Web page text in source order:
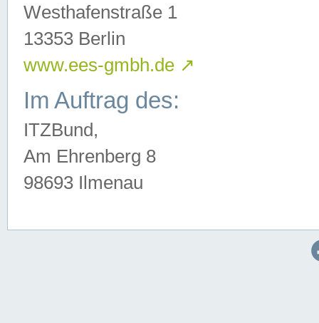
Westhafenstraße 1
13353 Berlin
www.ees-gmbh.de ↗
Im Auftrag des:
ITZBund,
Am Ehrenberg 8
98693 Ilmenau